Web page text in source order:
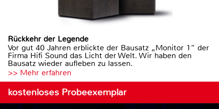
Rückkehr der Legende
Vor gut 40 Jahren erblickte der Bausatz „Monitor 1“ der
Firma Hifi Sound das Licht der Welt. Wir haben den
Bausatz wieder aufleben zu lassen.
>> Mehr erfahren
kostenloses Probeexemplar